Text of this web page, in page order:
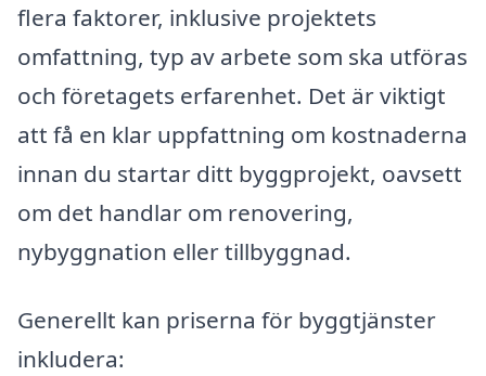
flera faktorer, inklusive projektets
omfattning, typ av arbete som ska utföras
och företagets erfarenhet. Det är viktigt
att få en klar uppfattning om kostnaderna
innan du startar ditt byggprojekt, oavsett
om det handlar om renovering,
nybyggnation eller tillbyggnad.
Generellt kan priserna för byggtjänster
inkludera: